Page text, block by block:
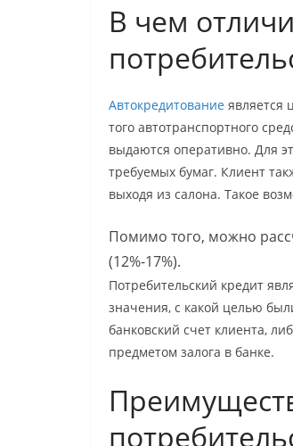
В чем
Автокредитование является
того автотранспортного
выдаются оперативно. Для
требуемых бумаг. Клиент
выходя из салона. Такое
Помимо того, можно
(12%-17%).
Потребительский кредит
значения, с какой целью
банковский счет клиента,
предметом залога в банке.